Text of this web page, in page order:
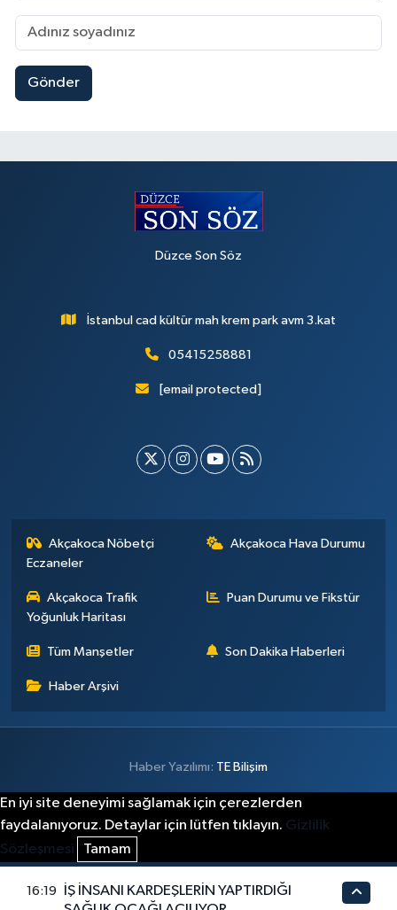
Gönder
Düzce Son Söz
İstanbul cad kültür mah krem park avm 3.kat
05415258881
[email protected]
Akçakoca Nöbetçi
Eczaneler
Akçakoca Hava Durumu
Akçakoca Trafik
Yoğunluk Haritası
Puan Durumu ve Fikstür
Tüm Manşetler Son Dakika Haberleri
Haber Arşivi
Haber Yazılımı: TE Bilişim
En iyi site deneyimi sağlamak için çerezlerden
faydalanıyoruz. Detaylar için lütfen tıklayın. Gizlilik
Sözleşmesi
Tamam
16:19
İŞ İNSANI KARDEŞLERİN YAPTIRDIĞI